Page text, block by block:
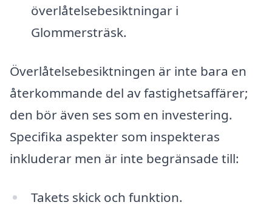
överlåtelsebesiktningar i
Glommersträsk.
Överlåtelsebesiktningen är inte bara en
återkommande del av fastighetsaffärer;
den bör även ses som en investering.
Specifika aspekter som inspekteras
inkluderar men är inte begränsade till:
Takets skick och funktion.